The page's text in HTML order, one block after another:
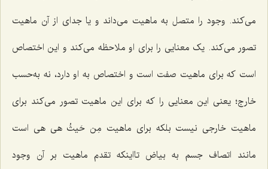
می‌کند. وجود را متصل به ماهیت می‌داند و یا جدای از آن ماهیت
تصور می‌کند. یک معنایی را برای او ملاحظه می‌کند و این اختصاص
است که برای ماهیت صفت است و اختصاص به او دارد، نه به‌حسب
خارج؛ یعنی این معنایی را که برای این ماهیت تصور می‌کند برای
ماهیت خارجی نیست بلکه برای ماهیت مِن حَیثُ هی هی است
مانند اتصاف جسم به بیاض تااینکه تقدم ماهیت بر آن وجود